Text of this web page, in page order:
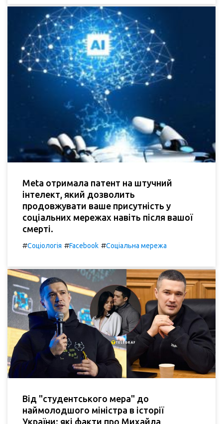
Meta отримала патент на штучний
інтелект, який дозволить
продовжувати ваше присутність у
соціальних мережах навіть після вашої
смерті.
#Соціологія #Facebook #Соціальна мережа
Від "студентського мера" до
наймолодшого міністра в історії
України: які факти про Михайла